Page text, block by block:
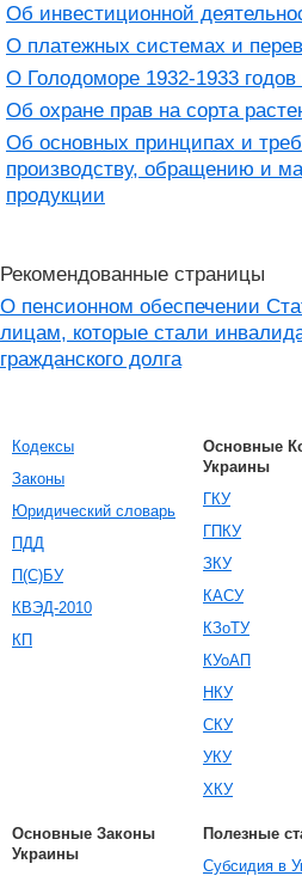
Об инвестиционной
О платежных системах и
О Голодоморе 1932-1933 годов
Об охране прав на сорта
Об основных принципах и
производству, обращению и
продукции
Рекомендованные страницы
О пенсионном обеспечении
лицам, которые стали
гражданского долга
Кодексы
Законы
Юридический словарь
ПДД
П(С)БУ
КВЭД-2010
КП
Основные
Украины
ГКУ
ГПКУ
ЗКУ
КАСУ
КЗоТУ
КУоАП
НКУ
СКУ
УКУ
ХКУ
Основные Законы
Украины
Полезные
Субсидия в